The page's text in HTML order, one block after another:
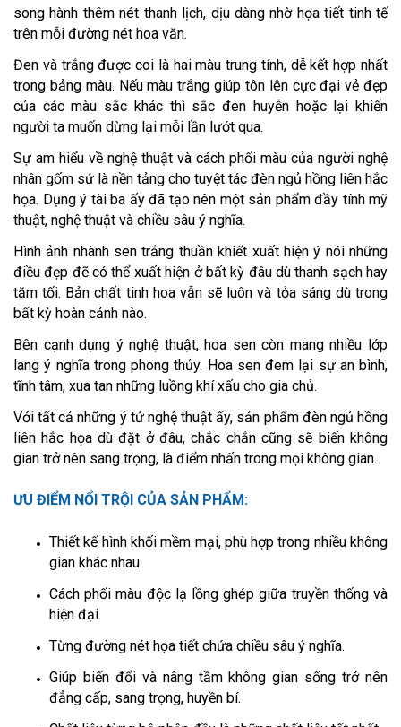
song hành thêm nét thanh lịch, dịu dàng nhờ họa tiết tinh tế
trên mỗi đường nét hoa văn.
Đen và trắng được coi là hai màu trung tính, dễ kết hợp nhất
trong bảng màu. Nếu màu trắng giúp tôn lên cực đại vẻ đẹp
của các màu sắc khác thì sắc đen huyễn hoặc lại khiến
người ta muốn dừng lại mỗi lần lướt qua.
Sự am hiểu về nghệ thuật và cách phối màu của người nghệ
nhân gốm sứ là nền tảng cho tuyệt tác đèn ngủ hồng liên hắc
họa. Dụng ý tài ba ấy đã tạo nên một sản phẩm đầy tính mỹ
thuật, nghệ thuật và chiều sâu ý nghĩa.
Hình ảnh nhành sen trắng thuần khiết xuất hiện ý nói những
điều đẹp đẽ có thể xuất hiện ở bất kỳ đâu dù thanh sạch hay
tăm tối. Bản chất tinh hoa vẫn sẽ luôn và tỏa sáng dù trong
bất kỳ hoàn cảnh nào.
Bên cạnh dụng ý nghệ thuật, hoa sen còn mang nhiều lớp
lang ý nghĩa trong phong thủy. Hoa sen đem lại sự an bình,
tĩnh tâm, xua tan những luồng khí xấu cho gia chủ.
Với tất cả những ý tứ nghệ thuật ấy, sản phẩm đèn ngủ hồng
liên hắc họa dù đặt ở đâu, chắc chắn cũng sẽ biến không
gian trở nên sang trọng, là điểm nhấn trong mọi không gian.
ƯU ĐIỂM NỔI TRỘI CỦA SẢN PHẨM:
Thiết kế hình khối mềm mại, phù hợp trong nhiều không
gian khác nhau
Cách phối màu độc lạ lồng ghép giữa truyền thống và
hiện đại.
Từng đường nét họa tiết chứa chiều sâu ý nghĩa.
Giúp biến đổi và nâng tầm không gian sống trở nên
đẳng cấp, sang trọng, huyền bí.